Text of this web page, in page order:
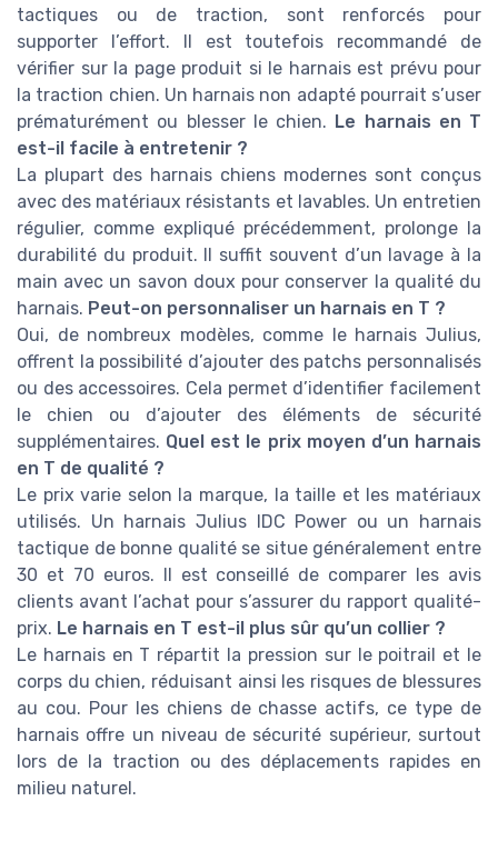
tactiques ou de traction, sont renforcés pour
supporter l’effort. Il est toutefois recommandé de
vérifier sur la page produit si le harnais est prévu pour
la traction chien. Un harnais non adapté pourrait s’user
prématurément ou blesser le chien. Le harnais en T
est-il facile à entretenir ?
La plupart des harnais chiens modernes sont conçus
avec des matériaux résistants et lavables. Un entretien
régulier, comme expliqué précédemment, prolonge la
durabilité du produit. Il suffit souvent d’un lavage à la
main avec un savon doux pour conserver la qualité du
harnais. Peut-on personnaliser un harnais en T ?
Oui, de nombreux modèles, comme le harnais Julius,
offrent la possibilité d’ajouter des patchs personnalisés
ou des accessoires. Cela permet d’identifier facilement
le chien ou d’ajouter des éléments de sécurité
supplémentaires. Quel est le prix moyen d’un harnais
en T de qualité ?
Le prix varie selon la marque, la taille et les matériaux
utilisés. Un harnais Julius IDC Power ou un harnais
tactique de bonne qualité se situe généralement entre
30 et 70 euros. Il est conseillé de comparer les avis
clients avant l’achat pour s’assurer du rapport qualité-
prix. Le harnais en T est-il plus sûr qu’un collier ?
Le harnais en T répartit la pression sur le poitrail et le
corps du chien, réduisant ainsi les risques de blessures
au cou. Pour les chiens de chasse actifs, ce type de
harnais offre un niveau de sécurité supérieur, surtout
lors de la traction ou des déplacements rapides en
milieu naturel.